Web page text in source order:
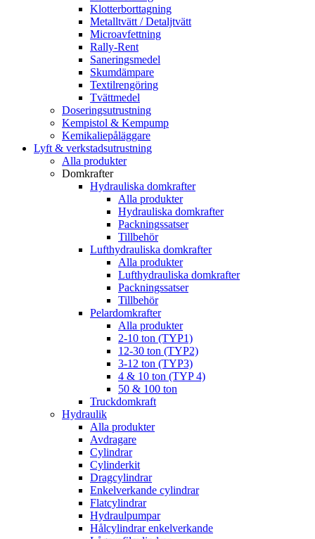
Klotterborttagning
Metalltvätt / Detaljtvätt
Microavfettning
Rally-Rent
Saneringsmedel
Skumdämpare
Textilrengöring
Tvättmedel
Doseringsutrustning
Kempistol & Kempump
Kemikaliepåläggare
Lyft & verkstadsutrustning
Alla produkter
Domkrafter
Hydrauliska domkrafter
Alla produkter
Hydrauliska domkrafter
Packningssatser
Tillbehör
Lufthydrauliska domkrafter
Alla produkter
Lufthydrauliska domkrafter
Packningssatser
Tillbehör
Pelardomkrafter
Alla produkter
2-10 ton (TYP1)
12-30 ton (TYP2)
3-12 ton (TYP3)
4 & 10 ton (TYP 4)
50 & 100 ton
Truckdomkraft
Hydraulik
Alla produkter
Avdragare
Cylindrar
Cylinderkit
Dragcylindrar
Enkelverkande cylindrar
Flatcylindrar
Hydraulpumpar
Hålcylindrar enkelverkande